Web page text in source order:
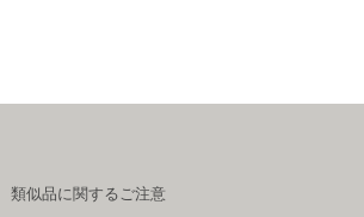
類似品に関するご注意